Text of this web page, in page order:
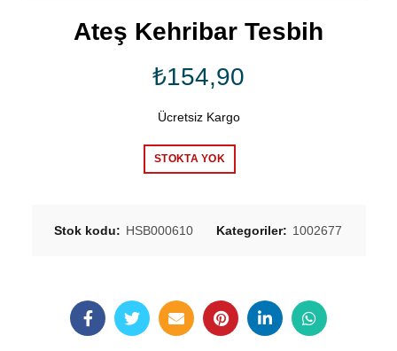
Ateş Kehribar Tesbih
₺154,90
Ücretsiz Kargo
STOKTA YOK
Stok kodu: HSB000610 Kategoriler: 1002677